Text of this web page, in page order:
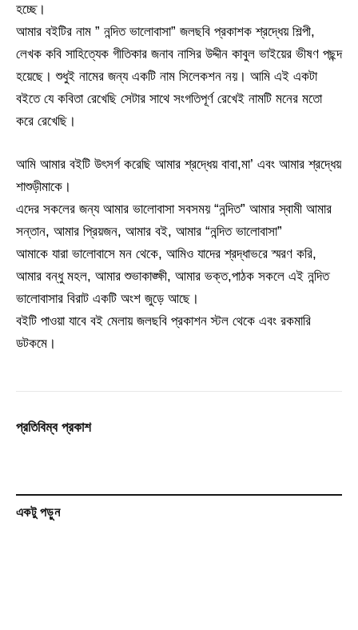
হচ্ছে।
আমার বইটির নাম ” নন্দিত ভালোবাসা” জলছবি প্রকাশক শ্রদ্ধেয় শিল্পী,
লেখক কবি সাহিত্যেক গীতিকার জনাব নাসির উদ্দীন কাবুল ভাইয়ের ভীষণ পছন্দ
হয়েছে। শুধুই নামের জন্য একটি নাম সিলেকশন নয়। আমি এই একটা
বইতে যে কবিতা রেখেছি সেটার সাথে সংগতিপূর্ণ রেখেই নামটি মনের মতো
করে রেখেছি।
আমি আমার বইটি উৎসর্গ করেছি আমার শ্রদ্ধেয় বাবা,মা’ এবং আমার শ্রদ্ধেয়
শাশুড়ীমাকে।
এদের সকলের জন্য আমার ভালোবাসা সবসময় “নন্দিত” আমার স্বামী আমার
সন্তান, আমার প্রিয়জন, আমার বই, আমার “নন্দিত ভালোবাসা”
আমাকে যারা ভালোবাসে মন থেকে, আমিও যাদের শ্রদ্ধাভরে স্মরণ করি,
আমার বন্ধু মহল, আমার শুভাকাঙ্ক্ষী, আমার ভক্ত,পাঠক সকলে এই নন্দিত
ভালোবাসার বিরাট একটি অংশ জুড়ে আছে।
বইটি পাওয়া যাবে বই মেলায় জলছবি প্রকাশন স্টল থেকে এবং রকমারি
ডটকমে।
প্রতিবিম্ব প্রকাশ
একটু পড়ুন